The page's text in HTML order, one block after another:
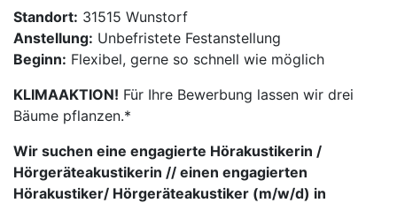
Standort: 31515 Wunstorf
Anstellung: Unbefristete Festanstellung
Beginn: Flexibel, gerne so schnell wie möglich
KLIMAAKTION! Für Ihre Bewerbung lassen wir drei
Bäume pflanzen.*
Wir suchen eine engagierte Hörakustikerin /
Hörgeräteakustikerin // einen engagierten
Hörakustiker/ Hörgeräteakustiker (m/w/d) in